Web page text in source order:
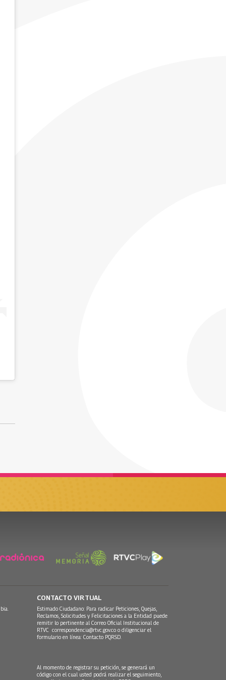
CONTACTO VIRTUAL
Estimado Ciudadano: Para radicar Peticiones, Quejas,
Reclamos, Solicitudes y Felicitaciones a la Entidad puede
remitir lo pertinente al Correo Oficial Institucional de
RTVC correspondencia@rtvc.gov.co o diligenciar el
formulario en línea: Contacto PQRSD.
Al momento de registrar su petición, se generará un
código con el cual usted podrá realizar el seguimiento,